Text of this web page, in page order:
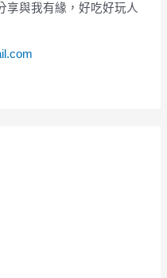
享與我有緣，好吃好玩人